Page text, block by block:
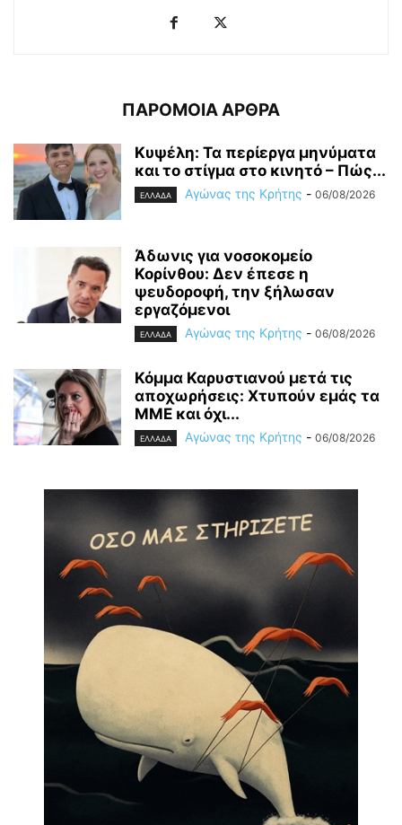
ΠΑΡΟΜΟΙΑ ΑΡΘΡΑ
Κυψέλη: Τα περίεργα μηνύματα
και το στίγμα στο κινητό – Πώς...
ΕΛΛΑΔΑ Αγώνας της Κρήτης - 06/08/2026
Άδωνις για νοσοκομείο
Κορίνθου: Δεν έπεσε η
ψευδοροφή, την ξήλωσαν
εργαζόμενοι
ΕΛΛΑΔΑ Αγώνας της Κρήτης - 06/08/2026
Κόμμα Καρυστιανού μετά τις
αποχωρήσεις: Χτυπούν εμάς τα
ΜΜΕ και όχι...
ΕΛΛΑΔΑ Αγώνας της Κρήτης - 06/08/2026